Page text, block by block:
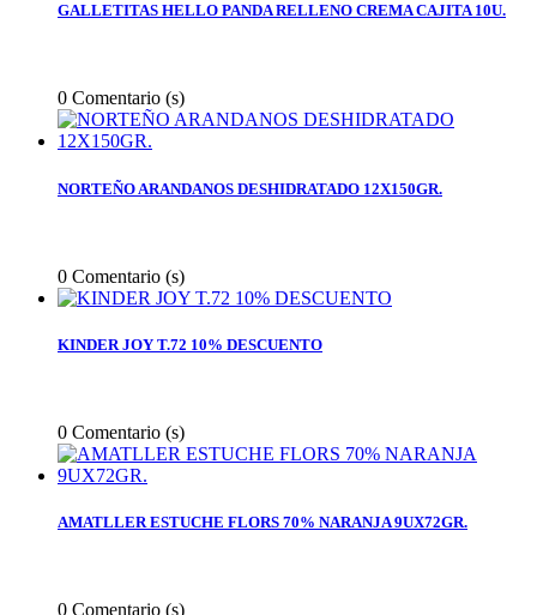
GALLETITAS HELLO PANDA RELLENO CREMA CAJITA 10U.
0 Comentario (s)
NORTEÑO ARANDANOS DESHIDRATADO 12X150GR.
0 Comentario (s)
KINDER JOY T.72 10% DESCUENTO
0 Comentario (s)
AMATLLER ESTUCHE FLORS 70% NARANJA 9UX72GR.
0 Comentario (s)